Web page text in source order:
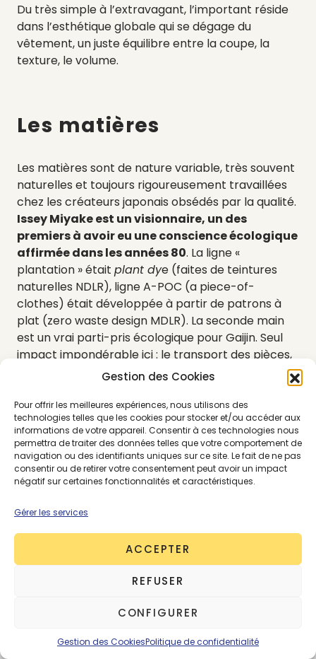
Gestion des Cookies
Pour offrir les meilleures expériences, nous utilisons des
technologies telles que les cookies pour stocker et/ou accéder aux
informations de votre appareil. Consentir à ces technologies nous
permettra de traiter des données telles que votre comportement de
navigation ou des identifiants uniques sur ce site. Le fait de ne pas
consentir ou de retirer votre consentement peut avoir un impact
négatif sur certaines fonctionnalités et caractéristiques.
Gérer les services
ACCEPTER
REFUSER
CONFIGURER
Gestion des CookiesPolitique de confidentialité
Du très simple à l’extravagant, l’important réside
dans l’esthétique globale qui se dégage du
vêtement, un juste équilibre entre la coupe, la
texture, le volume.
Les matières
Les matières sont de nature variable, très souvent
naturelles et toujours rigoureusement travaillées
chez les créateurs japonais obsédés par la qualité.
Issey Miyake est un visionnaire, un des
premiers à avoir eu une conscience écologique
affirmée dans les années 80. La ligne «
plantation » était plant dye (faites de teintures
naturelles NDLR), ligne A-POC (a piece-of-
clothes) était développée à partir de patrons à
plat (zero waste design MDLR). La seconde main
est un vrai parti-pris écologique pour Gaijin. Seul
impact impondérable ici : le transport des pièces,
effectué par bateau depuis le Japon.
Gaijin, c’est fait pour qui
?
l’idée préconçue que Thomas & Chahine en avait
au départ : de 12 à 80 ans, des collectionneurs qui
ont connu les designers japonais dans les années
80 aux jeunes qui découvrent des pépites. Le genre
n’a pas de règle non plus, bien au contraire.
androgynes et des dressing mixés, des coupes
extra larges dans lesquelles on dissimule les